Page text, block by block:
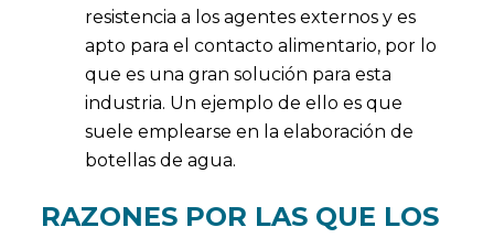
resistencia a los agentes externos y es
apto para el contacto alimentario, por lo
que es una gran solución para esta
industria. Un ejemplo de ello es que
suele emplearse en la elaboración de
botellas de agua.
RAZONES POR LAS QUE LOS